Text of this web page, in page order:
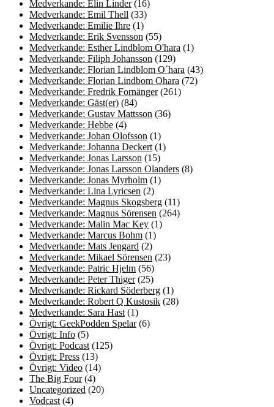
Medverkande: Elin Linder(16)
Medverkande: Emil Thell (33)
Medverkande: Emilie Ihre (1)
Medverkande: Erik Svensson (55)
Medverkande: Esther Lindblom O'hara (1)
Medverkande: Filiph Johansson (129)
Medverkande: Florian Lindblom O´hara (43)
Medverkande: Florian Lindbom Ohara (72)
Medverkande: Fredrik Fornänger(261)
Medverkande: Gäst(er) (84)
Medverkande: Gustav Mattsson (36)
Medverkande: Hebbe (4)
Medverkande: Johan Olofsson (1)
Medverkande: Johanna Deckert (1)
Medverkande: Jonas Larsson (15)
Medverkande: Jonas Larsson Olanders (8)
Medverkande: Jonas Myrholm (1)
Medverkande: Lina Lyricsen (2)
Medverkande: Magnus Skogsberg (11)
Medverkande: Magnus Sörensen (264)
Medverkande: Malin Mac Key (1)
Medverkande: Marcus Bohm (1)
Medverkande: Mats Jengard (2)
Medverkande: Mikael Sörensen (23)
Medverkande: Patric Hjelm (56)
Medverkande: Peter Thiger(25)
Medverkande: Rickard Söderberg (1)
Medverkande: Robert Q Kustosik (28)
Medverkande: Sara Hast (1)
Övrigt: GeekPodden Spelar(6)
Övrigt: Info (5)
Övrigt: Podcast (125)
Övrigt: Press (13)
Övrigt: Video (14)
The Big Four(4)
Uncategorized (20)
Vodcast (4)